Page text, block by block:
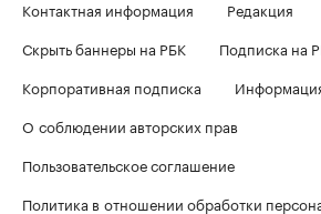
Контактная информация
Редакция
Скрыть баннеры на РБК
Подписка на
Корпоративная подписка
О соблюдении авторских прав
Пользовательское соглашение
Политика в отношении обработки